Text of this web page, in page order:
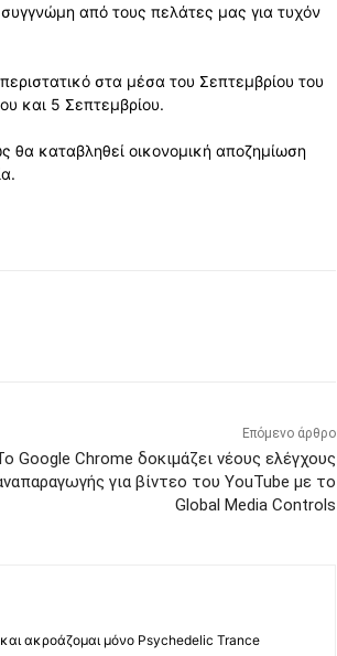
από τους πελάτες μας για τυχόν
στα μέσα του Σεπτεμβρίου του
και 5 Σεπτεμβρίου.
θα καταβληθεί οικονομική αποζημίωση
Επόμενο άρθρο
Google Chrome δοκιμάζει νέους ελέγχους
για βίντεο του YouTube με το
Global Media Controls
ακροάζομαι μόνο Psychedelic Trance